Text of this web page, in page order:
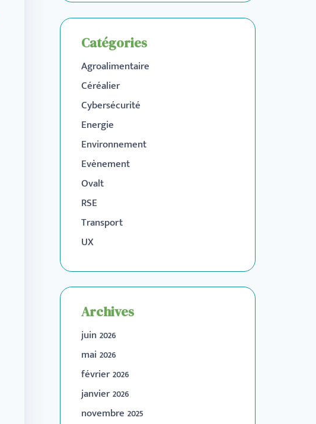
Catégories
Agroalimentaire
Céréalier
Cybersécurité
Energie
Environnement
Evènement
Ovalt
RSE
Transport
UX
Archives
juin 2026
mai 2026
février 2026
janvier 2026
novembre 2025